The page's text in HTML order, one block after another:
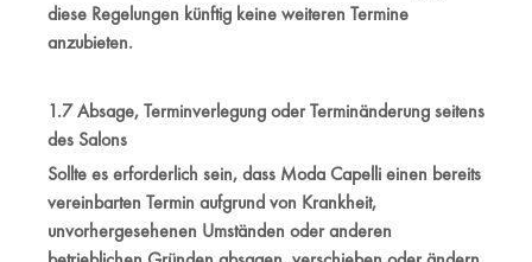
diese Regelungen künftig keine weiteren Termine
anzubieten.
1.7 Absage, Terminverlegung oder Terminänderung seitens
des Salons
Sollte es erforderlich sein, dass Moda Capelli einen bereits
vereinbarten Termin aufgrund von Krankheit,
unvorhergesehenen Umständen oder anderen